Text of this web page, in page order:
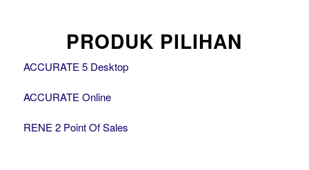
PRODUK PILIHAN
ACCURATE 5 Desktop
ACCURATE Online
RENE 2 Point Of Sales